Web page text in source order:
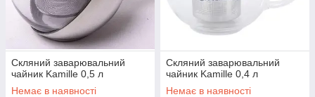
Скляний заварювальний
чайник Kamille 0,5 л
Немає в наявності
Скляний заварювальний
чайник Kamille 0,4 л
Немає в наявності